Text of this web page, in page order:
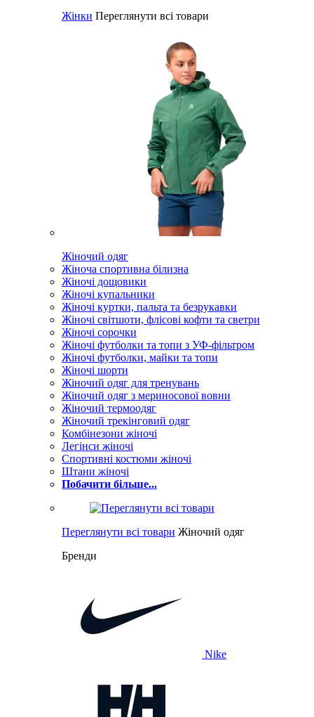
Жінки Переглянути всі товари
Жіночий одяг
Жіноча спортивна білизна
Жіночі дощовики
Жіночі купальники
Жіночі куртки, пальта та безрукавки
Жіночі світшоти, флісові кофти та светри
Жіночі сорочки
Жіночі футболки та топи з УФ-фільтром
Жіночі футболки, майки та топи
Жіночі шорти
Жіночий одяг для тренувань
Жіночий одяг з мериносової вовни
Жіночий термоодяг
Жіночий трекінговий одяг
Комбінезони жіночі
Легінси жіночі
Спортивні костюми жіночі
Штани жіночі
Побачити більше...
Переглянути всі товари Жіночий одяг
Бренди
Nike